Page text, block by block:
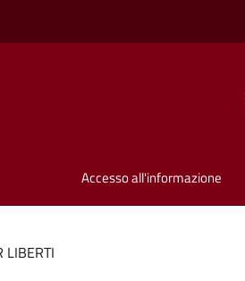
Accesso all'informazione
LIBERTI